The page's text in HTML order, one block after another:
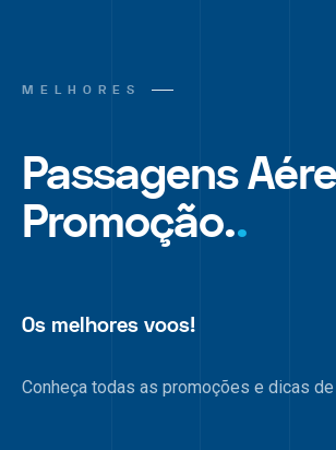
MELHORES
Passagens
Promoção..
Os melhores voos!
Conheça todas as promoções e dicas